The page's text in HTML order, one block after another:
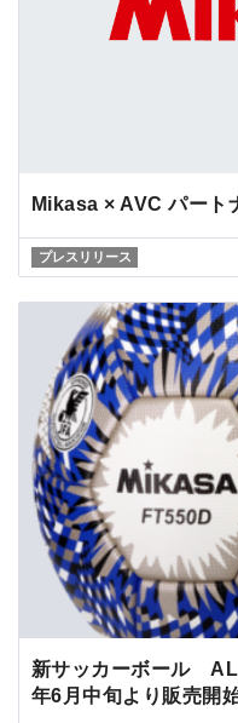
Mikasa × AVC パート
プレスリリース
新サッカーボール
年6月中旬より販売開